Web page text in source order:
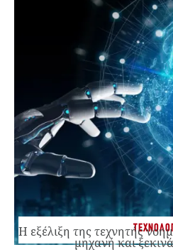
Η εξέλιξη της τεχνητής
μηχανή και